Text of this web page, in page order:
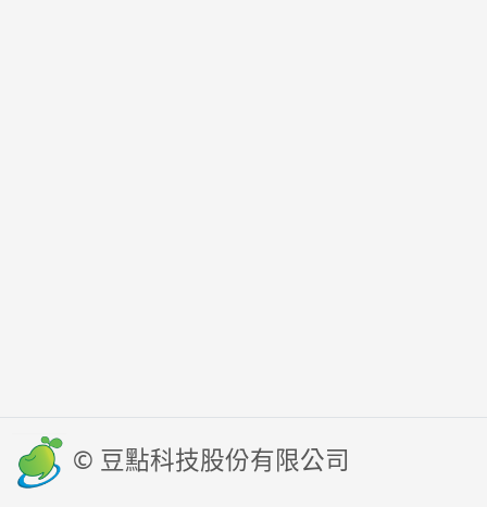
© 豆點科技股份有限公司